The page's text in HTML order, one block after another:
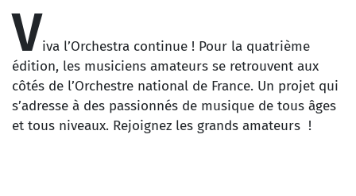
Viva l’Orchestra continue ! Pour la quatrième
édition, les musiciens amateurs se retrouvent aux
côtés de l’Orchestre national de France. Un projet qui
s’adresse à des passionnés de musique de tous âges
et tous niveaux. Rejoignez les grands amateurs !